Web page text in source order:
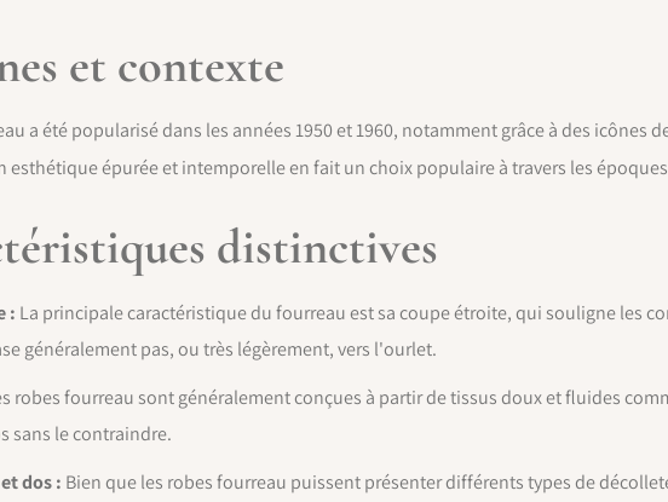
et contexte
a été popularisé dans les années 1950 et 1960, notamment grâce à des icônes
esthétique épurée et intemporelle en fait un choix populaire à travers les
distinctives
: La principale caractéristique du fourreau est sa coupe étroite, qui souligne les
généralement pas, ou très légèrement, vers l'ourlet.
robes fourreau sont généralement conçues à partir de tissus doux et fluides
sans le contraindre.
dos : Bien que les robes fourreau puissent présenter différents types de